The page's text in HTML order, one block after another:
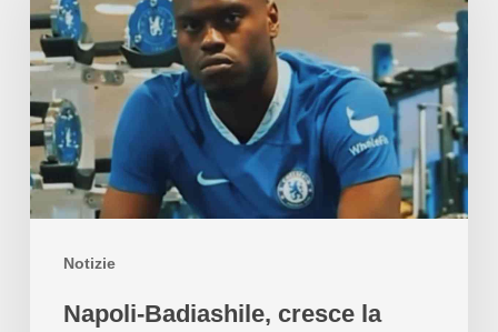
Notizie
Napoli-Badiashile, cresce la